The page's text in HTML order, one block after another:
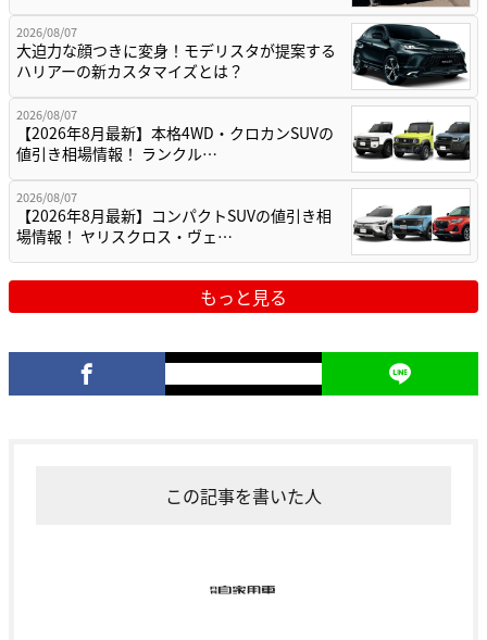
2026/08/07
大迫力な顔つきに変身！モデリスタが提案する
ハリアーの新カスタマイズとは？
2026/08/07
【2026年8月最新】本格4WD・クロカンSUVの
値引き相場情報！ ランクル…
2026/08/07
【2026年8月最新】コンパクトSUVの値引き相
場情報！ ヤリスクロス・ヴェ…
もっと見る
この記事を書いた人